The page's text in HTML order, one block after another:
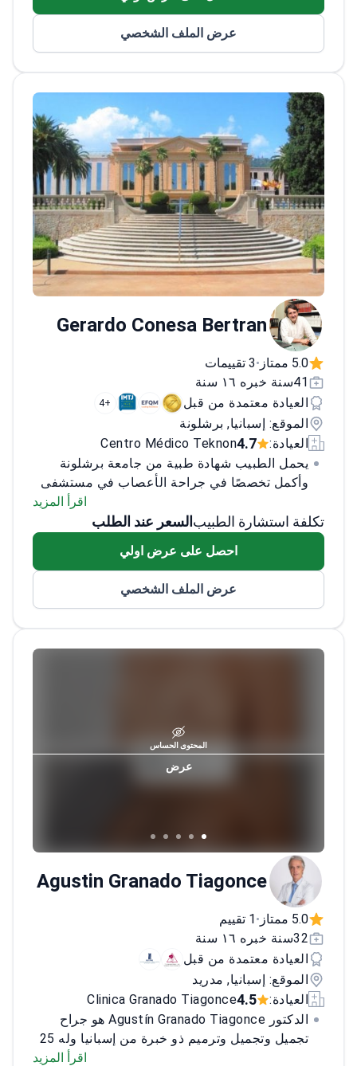
المؤتمرات الطبية الدولية.
عرض الملف الشخصي
Gerardo Conesa Bertran
5.0 ممتاز •3 تقييمات
41سنة خبره ١٦ سنة
العيادة معتمدة من قبل
+4
الموقع: إسبانيا, برشلونة
العيادة:
4.7
Centro Médico Teknon
يحمل الطبيب شهادة طبية من جامعة برشلونة
وأكمل تخصصًا في جراحة الأعصاب في مستشفى
جامعة دي بيلفيتجي. مع تركيز واسع على أورام
الدماغ والحبل الشوكي، وجراحة الأعصاب
ومرض باركنسون والاضطرابات النفسية، يمتلك
المناطق ذات الوظائف العالية وجذع الدماغ. ساهم
للدماغ لعلاج فقدان الشهية. شغل الطبيب مناصب
اقرأ المزيد
تكلفة استشارة الطبيب السعر عند الطلب
احصل على عرض اولي
عرض الملف الشخصي
المحتوى الحساس
عرض
Agustin Granado Tiagonce
5.0 ممتاز •1 تقييم
32سنة خبره ١٦ سنة
العيادة معتمدة من قبل
الموقع: إسبانيا, مدريد
العيادة:
4.5
Clinica Granado Tiagonce
الدكتور Agustín Granado Tiagonce هو جراح
تجميل وتجميل وترميم ذو خبرة من إسبانيا وله 25
عامًا من الممارسة. شغل مناصب مختلفة فياقرأ المزيد